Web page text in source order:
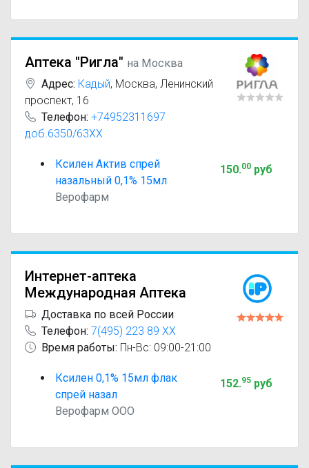
Аптека "Ригла" на Москва
Адрес: Кадый, Москва, Ленинский
проспект, 16
Телефон: +74952311697
доб.6350/63XX
Ксилен Актив спрей
назальный 0,1% 15мл
Верофарм
150.00руб
Интернет-аптека
Международная Аптека
Доставка по всей России
Телефон: 7(495) 223 89 XX
Время работы: Пн-Вс: 09:00-21:00
Ксилен 0,1% 15мл флак
спрей назал
Верофарм ООО
152.95руб